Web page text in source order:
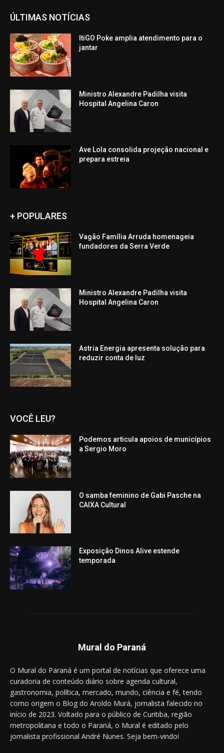
ÚLTIMAS NOTÍCIAS
ItiGO Poke amplia atendimento para o
jantar
Ministro Alexandre Padilha visita
Hospital Angelina Caron
Ave Lola consolida projeção nacional e
prepara estreia
+ POPULARES
Vagão Família Arruda homenageia
fundadores da Serra Verde
Ministro Alexandre Padilha visita
Hospital Angelina Caron
Astria Energia apresenta solução para
reduzir conta de luz
VOCÊ LEU?
Podemos articula apoios de municípios
a Sergio Moro
O samba feminino de Gabi Pasche na
CAIXA Cultural
Exposição Dinos Alive estende
temporada
Mural do Paraná
O Mural do Paraná é um portal de notícias que oferece uma
curadoria de conteúdo diário sobre agenda cultural,
gastronomia, política, mercado, mundo, ciência e fé, tendo
como origem o Blog do Aroldo Murá, jornalista falecido no
início de 2023. Voltado para o público de Curitiba, região
metropolitana e todo o Paraná, o Mural é editado pelo
jornalista profissional André Nunes. Seja bem-vindo!